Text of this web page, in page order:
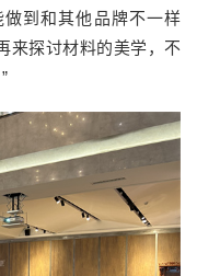
到和其他品牌不一样
来探讨材料的美学，不